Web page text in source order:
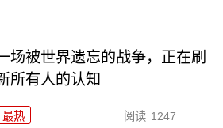
场被世界遗忘的战争，正在刷
所有人的认知
最热 阅读 1247